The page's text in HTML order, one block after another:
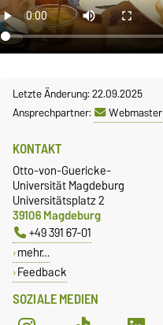
Letzte Änderung: 22.09.2025
Ansprechpartner:
Webmaster
SOZIALE MEDIEN
KONTAKT
Otto-von-Guericke-
Universität Magdeburg
Universitätsplatz 2
39106 Magdeburg
+49 391 67-01
mehr…
Feedback